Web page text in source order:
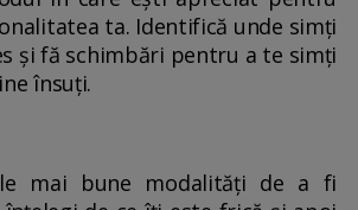
ta. Identifică unde simți
și fă schimbări pentru a te simți
însuți.
mai bune modalități de a fi